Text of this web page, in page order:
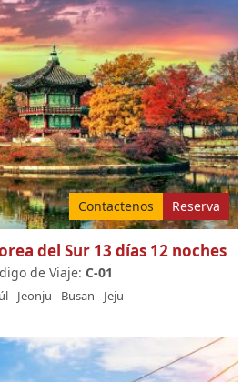
Contactenos Reserva
del Sur 13 días 12 noches
de Viaje: C-01
- Jeonju - Busan - Jeju